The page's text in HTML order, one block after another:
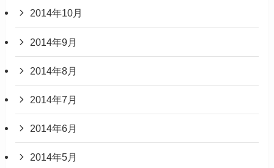
2014年10月
2014年9月
2014年8月
2014年7月
2014年6月
2014年5月